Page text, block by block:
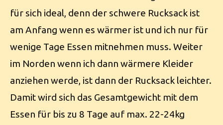
für sich ideal, denn der schwere Rucksack ist
am Anfang wenn es wärmer ist und ich nur für
wenige Tage Essen mitnehmen muss. Weiter
im Norden wenn ich dann wärmere Kleider
anziehen werde, ist dann der Rucksack leichter.
Damit wird sich das Gesamtgewicht mit dem
Essen für bis zu 8 Tage auf max. 22-24kg